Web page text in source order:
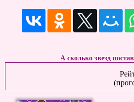
А сколько звезд